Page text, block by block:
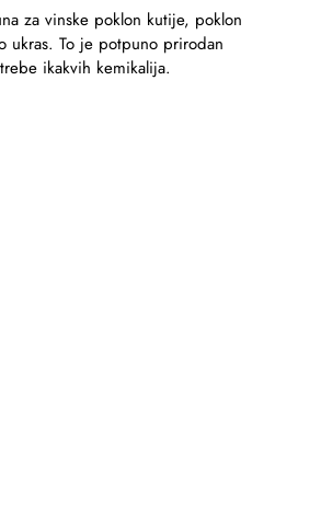
za vinske poklon kutije, poklon
ukras. To je potpuno prirodan
ikakvih kemikalija.